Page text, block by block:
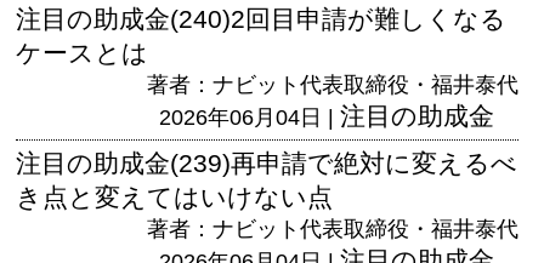
注目の助成金(240)2回目申請が難しくなる
ケースとは
著者：ナビット代表取締役・福井泰代
2026年06月04日 | 注目の助成金
注目の助成金(239)再申請で絶対に変えるべ
き点と変えてはいけない点
著者：ナビット代表取締役・福井泰代